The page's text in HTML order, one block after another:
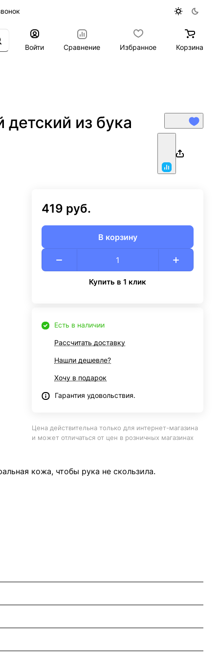
Войти
Сравнение Избранное Корзина
из бука
419 руб.
В корзину
Купить в 1 клик
Есть в наличии
Рассчитать доставку
Нашли дешевле?
Хочу в подарок
Гарантия удовольствия.
Цена действительна только для интернет-магазина
и может отличаться от цен в розничных магазинах
кожа, чтобы рука не скользила.